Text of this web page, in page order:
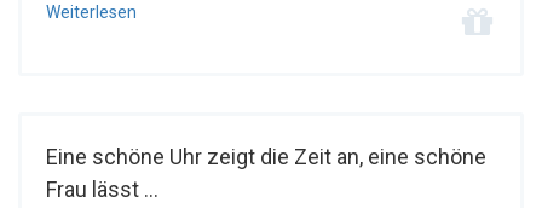
Weiterlesen
Eine schöne Uhr zeigt die Zeit an, eine schöne
Frau lässt ...